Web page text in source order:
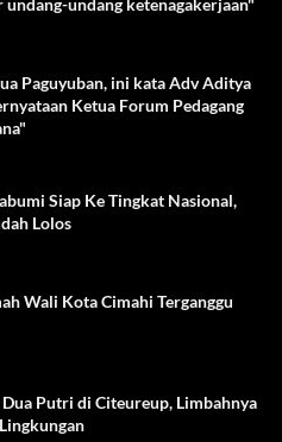
undang-undang ketenagakerjaan"
Paguyuban, ini kata Adv Aditya
Ketua Forum Pedagang
Siap Ke Tingkat Nasional,
Lolos
Wali Kota Cimahi Terganggu
Putri di Citeureup, Limbahnya